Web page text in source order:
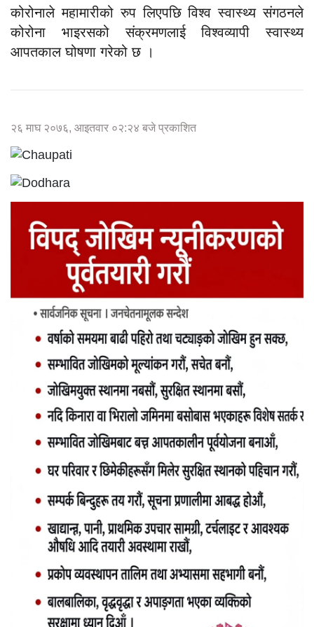
कोरोनाले महामारीको रुप लिएपछि विश्व स्वास्थ्य संगठनले
कोरोना भाइरसको संक्रमणलाई विश्वव्यापी स्वास्थ्य
आपतकाल घोषणा गरेको छ ।
२६ माघ २०७६, आइतवार ०२:२४ बजे प्रकाशित